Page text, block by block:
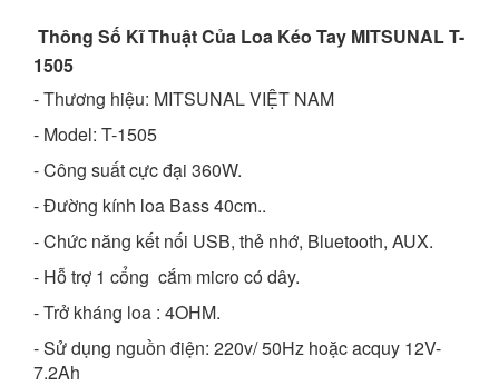
Thông Số Kĩ Thuật Của Loa Kéo Tay MITSUNAL T-
1505
- Thương hiệu: MITSUNAL VIỆT NAM
- Model: T-1505
-Công suất cực đại 360W.
- Đường kính loa Bass 40cm..
- Chức năng kết nối USB, thẻ nhớ, Bluetooth, AUX.
- Hỗ trợ 1 cổng cắm micro có dây.
- Trở kháng loa : 4OHM.
- Sử dụng nguồn điện: 220v/ 50Hz hoặc acquy 12V-
7.2Ah